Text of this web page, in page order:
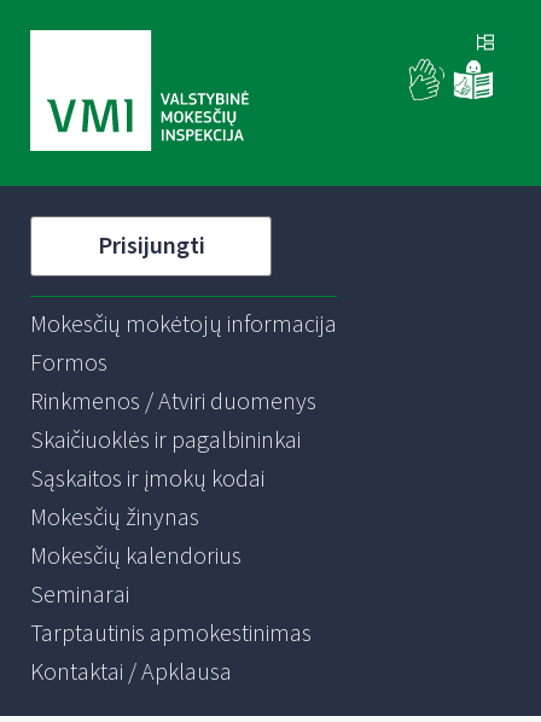
Prisijungti
Mokesčių mokėtojų informacija
Formos
Rinkmenos / Atviri duomenys
Skaičiuoklės ir pagalbininkai
Sąskaitos ir įmokų kodai
Mokesčių žinynas
Mokesčių kalendorius
Seminarai
Tarptautinis apmokestinimas
Kontaktai / Apklausa